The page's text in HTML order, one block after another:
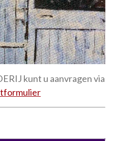
kunt u aanvragen via